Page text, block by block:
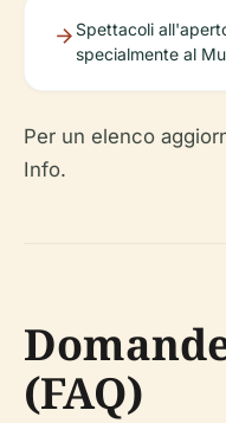
Spettacoli
specialmente al
Per un elenco
Info.
(FAQ)